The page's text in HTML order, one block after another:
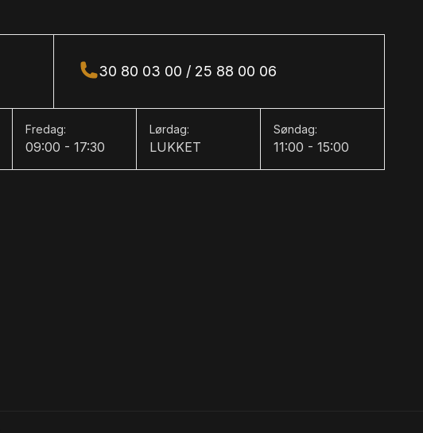
30 80 03 00 / 25 88 00 06
Fredag:
09:00 - 17:30
Lørdag:
LUKKET
Søndag:
11:00 - 15:00